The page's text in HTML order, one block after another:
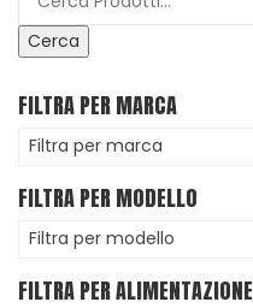
Cerca
FILTRA PER MARCA
Filtra per marca
FILTRA PER MODELLO
Filtra per modello
FILTRA PER ALIMENTAZIONE